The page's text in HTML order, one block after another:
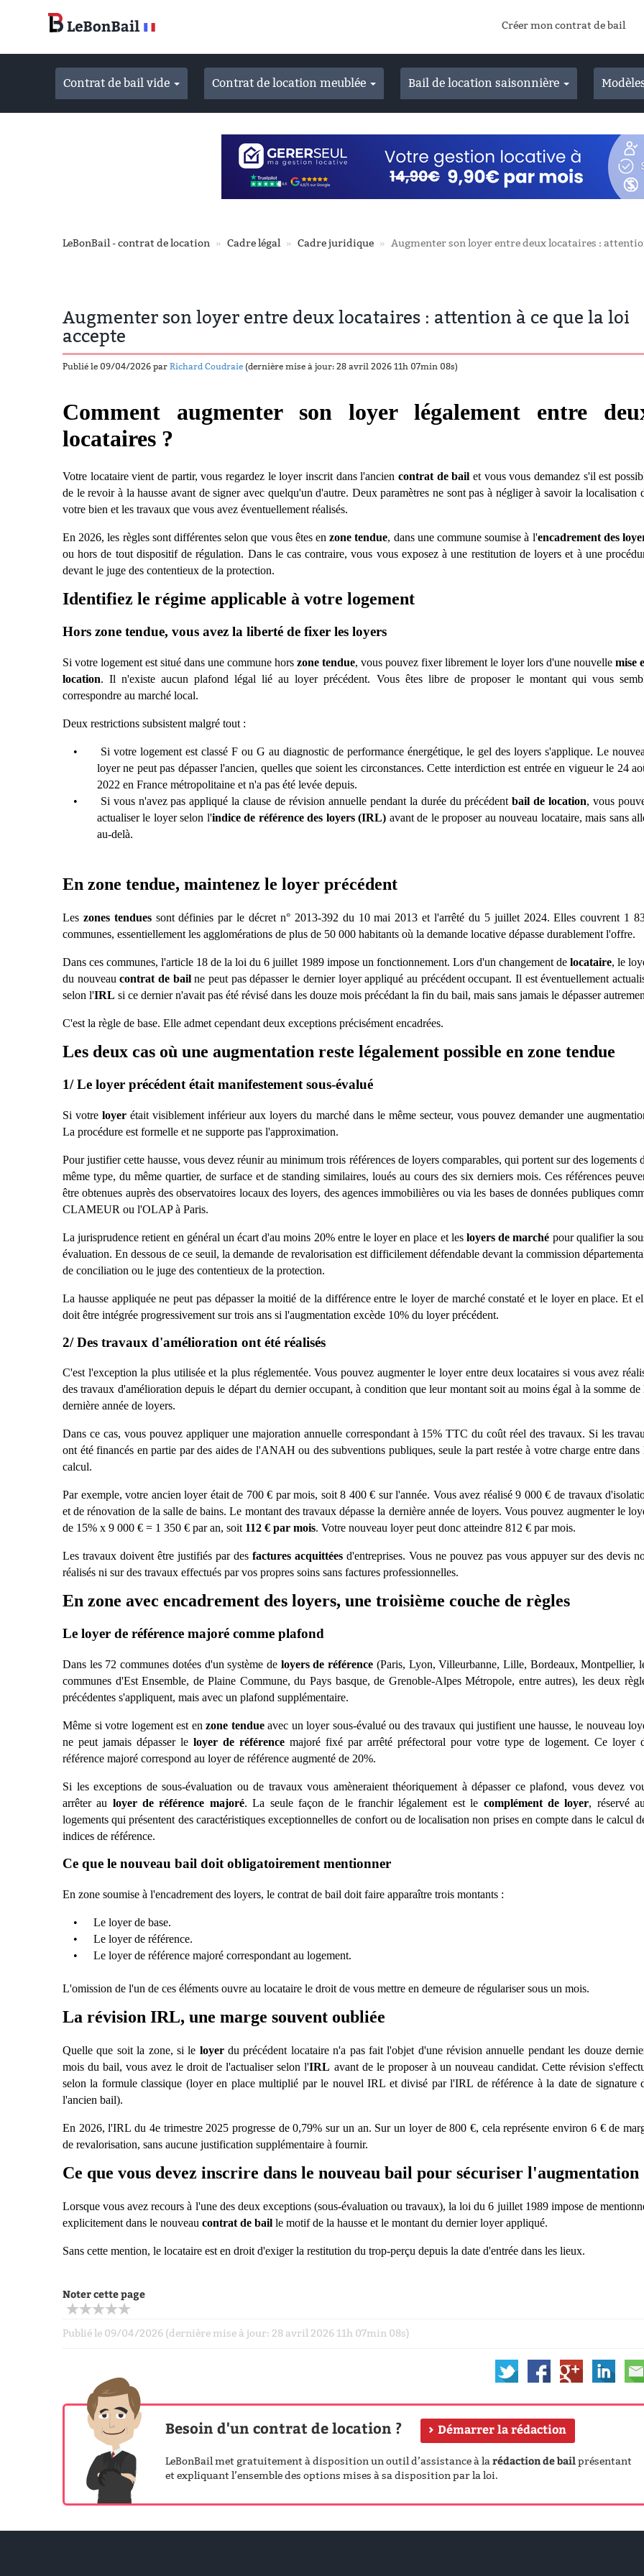
Créer mon contrat de bail
Contrat de bail vide Contrat de location meublée Bail de location saisonnière
LeBonBail - contrat de location Cadre légal Cadre juridique Augmenter son loyer entre deux locataires :
Augmenter son loyer entre deux locataires : attention à ce que la loi
accepte
Publié le 09/04/2026 par Richard Coudraie (dernière mise à jour: 28 avril 2026 11h 07min 08s)
Comment augmenter son loyer légalement entre
locataires ?
Votre locataire vient de partir, vous regardez le loyer inscrit dans l'ancien contrat de bail et vous vous demandez s'il est
de le revoir à la hausse avant de signer avec quelqu'un d'autre. Deux paramètres ne sont pas à négligerà savoir la localisation
votre bien et les travaux que vous avez éventuellement réalisés.
En 2026, les règles sont différentes selon que vous êtes enzone tendue, dans une commune soumise à l'encadrement des
ou hors de tout dispositif de régulation. Dans le cas contraire, vous vous exposez à une restitution de loyers et à une
devant le juge des contentieux de la protection.
Identifiez le régime applicable à votre logement
Hors zone tendue, vous avez la liberté de fixer les loyers
Si votre logement est situé dans une commune hors zone tendue, vous pouvez fixer librement le loyer lors d'une nouvelle mise
location. Il n'existe aucun plafond légal lié au loyer précédent. Vous êtes libre de proposer le montant qui vous
correspondre au marché local.
Deux restrictions subsistent malgré tout :
•
Si votre logement est classé F ou G au diagnostic de performance énergétique, le gel des loyers s'applique. Le
loyer ne peut pas dépasser l'ancien, quelles que soient les circonstances. Cette interdiction est entrée en vigueur le 24
2022 en France métropolitaine et n'a pas été levée depuis.
•
Si vous n'avez pas appliqué la clause de révision annuelle pendant la durée du précédentbail de location, vous
actualiser le loyer selon l'indice de référence des loyers (IRL) avant de le proposer au nouveau locataire, mais sans
au-delà.
En zone tendue, maintenez le loyer précédent
Les zones tenduessont définies par le décret n° 2013-392 du 10 mai 2013 et l'arrêté du 5 juillet 2024. Elles couvrent 1
communes, essentiellement les agglomérations de plus de 50 000 habitants où la demande locative dépasse durablement l'offre.
Dans ces communes, l'article 18 de la loi du 6 juillet 1989 impose un fonctionnement. Lors d'un changement de locataire, le
du nouveaucontrat de bailne peut pas dépasser le dernier loyer appliqué au précédent occupant. Il est éventuellement
selon l'IRL si ce dernier n'avait pas été révisé dans les douze mois précédant la fin du bail, mais sans jamais le dépasser
C'est la règle de base. Elle admet cependant deux exceptions précisément encadrées.
Les deux cas où une augmentation reste légalement possible en zone tendue
1/ Le loyer précédent était manifestement sous-évalué
Si votreloyer était visiblement inférieur aux loyers du marché dans le même secteur, vous pouvez demander une
La procédure est formelle et ne supporte pas l'approximation.
Pour justifier cette hausse, vous devez réunir au minimum trois références de loyers comparables, qui portent sur des logements
même type, du même quartier, de surface et de standing similaires, loués au cours des six derniers mois. Ces références
être obtenues auprès des observatoires locaux des loyers, des agences immobilières ou via les bases de données publiques
CLAMEUR ou l'OLAP à Paris.
La jurisprudence retient en général un écart d'au moins 20% entre le loyer en place et les loyers de marché pour qualifier la
évaluation. En dessous de ce seuil, la demande de revalorisation est difficilement défendable devant la commission
de conciliation ou le juge des contentieux de la protection.
La hausse appliquée ne peut pas dépasser la moitié de la différence entre le loyer de marchéconstaté et le loyer en place. Et
doit être intégrée progressivement sur trois ans si l'augmentation excède 10% du loyer précédent.
2/ Des travaux d'amélioration ont été réalisés
C'est l'exception la plus utilisée et la plus réglementée. Vous pouvez augmenter le loyer entre deux locataires si vous avez
des travaux d'amélioration depuis le départ du dernier occupant, à condition que leur montant soit au moins égal à la somme de
dernière année de loyers.
Dans ce cas, vous pouvez appliquer une majoration annuelle correspondant à 15% TTC du coût réel des travaux. Si les
ont été financés en partie par des aides de l'ANAH ou des subventions publiques, seule la part restée à votre charge entre dans
calcul.
Par exemple, votre ancien loyer était de 700€ par mois, soit 8 400€ sur l'année. Vous avez réalisé 9 000€de travaux
et de rénovation de la salle de bains. Le montant des travaux dépasse la dernière année de loyers. Vous pouvez augmenter le
de 15% x 9 000 € = 1 350 € par an, soit 112 € par mois. Votre nouveau loyer peut donc atteindre 812 € par mois.
Les travaux doivent être justifiés par des factures acquittées d'entreprises. Vous ne pouvez pas vous appuyer sur des devis
réalisés ni sur des travaux effectués par vos propres soins sans factures professionnelles.
En zone avec encadrement des loyers, une troisième couche de règles
Le loyer de référence majoré comme plafond
Dans les 72 communes dotées d'un système de loyers de référence (Paris, Lyon, Villeurbanne, Lille, Bordeaux, Montpellier,
communes d'Est Ensemble, de Plaine Commune, du Pays basque, de Grenoble-Alpes Métropole, entre autres), les deux rè
précédentes s'appliquent, mais avec un plafond supplémentaire.
Même si votre logement est enzone tendueavec un loyer sous-évalué ou des travaux qui justifient une hausse, le nouveau
ne peut jamais dépasser le loyer de référence majoré fixé par arrêté préfectoral pour votre type de logement. Ce loyer
référence majoré correspond au loyer de référence augmenté de 20%.
Si les exceptions de sous-évaluation ou de travaux vous amèneraient théoriquement à dépasser ce plafond, vous devez
arrêter au loyer de référence majoré. La seule façon de le franchir légalement est le complément de loyer, réservé
logements qui présentent des caractéristiques exceptionnelles de confort ou de localisation non prises en compte dans le calcul
indices de référence.
Ce que le nouveau bail doit obligatoirement mentionner
En zone soumise à l'encadrement des loyers, le contrat de bail doit faire apparaître trois montants :
•
Le loyer de base.
•
Le loyer de référence.
•
Le loyer de référence majoré correspondant au logement.
L'omission de l'un de ces éléments ouvre au locataire le droit de vous mettre en demeure de régulariser sous un mois.
La révision IRL, une marge souvent oubliée
Quelle que soit la zone, si le loyerdu précédent locataire n'a pas fait l'objet d'une révision annuelle pendant les douze
mois du bail, vous avez le droit de l'actualiser selon l'IRL avant de le proposer à un nouveau candidat. Cette révision
selon la formule classique (loyer en place multiplié par le nouvel IRL et divisé par l'IRL de référence à la date de signature
l'ancien bail).
En 2026, l'IRL du 4e trimestre 2025 progresse de 0,79% sur un an. Sur un loyer de 800 €, cela représente environ 6 €de
de revalorisation, sans aucune justification supplémentaire à fournir.
Ce que vous devez inscrire dans le nouveau bail pour sécuriser l'augmentation
Lorsque vous avez recours à l'une des deux exceptions (sous-évaluation ou travaux), la loi du 6 juillet 1989 impose de
explicitement dans le nouveau contrat de bail le motif de la hausse et le montant du dernier loyer appliqué.
Sans cette mention, le locataire est en droit d'exiger la restitution du trop-perçu depuis la date d'entrée dans les lieux.
Noter cette page
Publié le 09/04/2026 (dernière mise à jour: 28 avril 2026 11h 07min 08s)
Besoin d'un contrat de location ? Démarrer la rédaction
LeBonBail met gratuitement à disposition un outil d’assistance à larédaction de bailprésentant
et expliquant l’ensemble des options mises à sa disposition par la loi.